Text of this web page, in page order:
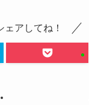
ェアしてね！